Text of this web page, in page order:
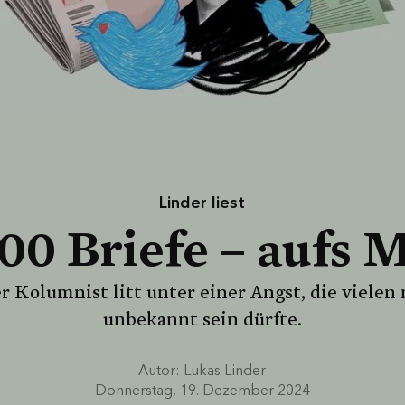
Linder liest
Briefe – aufs
Kolumnist litt unter einer Angst, die vielen
unbekannt sein dürfte.
Autor: Lukas Linder
Donnerstag, 19. Dezember 2024